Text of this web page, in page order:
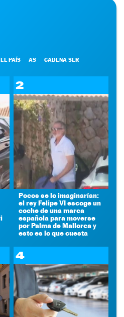
EL PAÍS AS CADENA SER
2
Pocos se lo imaginarían:
el rey Felipe VI escoge un
coche de una marca
española para moverse
por Palma de Mallorca y
esto es lo que cuesta
4